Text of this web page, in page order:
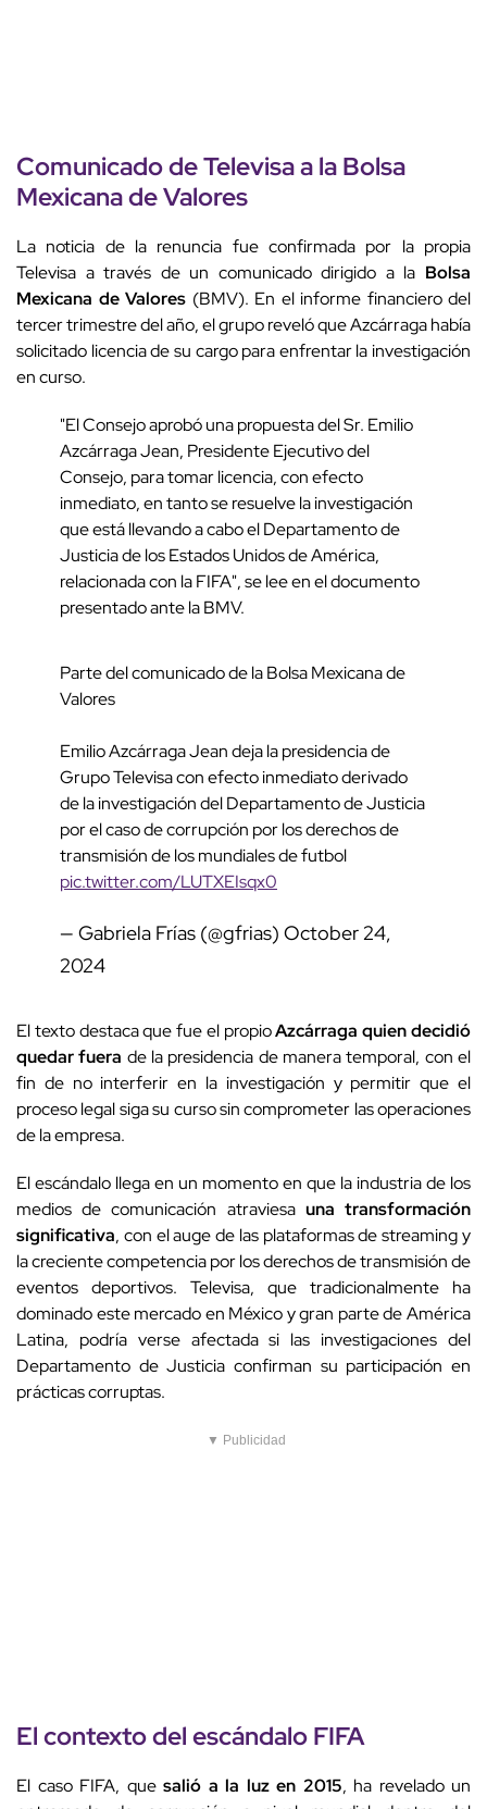
Comunicado de Televisa a la Bolsa
Mexicana de Valores
La noticia de la renuncia fue confirmada por la propia
Televisa a través de un comunicado dirigido a la Bolsa
Mexicana de Valores (BMV). En el informe financiero del
tercer trimestre del año, el grupo reveló que Azcárraga había
solicitado licencia de su cargo para enfrentar la investigación
en curso.
"El Consejo aprobó una propuesta del Sr. Emilio
Azcárraga Jean, Presidente Ejecutivo del
Consejo, para tomar licencia, con efecto
inmediato, en tanto se resuelve la investigación
que está llevando a cabo el Departamento de
Justicia de los Estados Unidos de América,
relacionada con la FIFA", se lee en el documento
presentado ante la BMV.
Parte del comunicado de la Bolsa Mexicana de
Valores
Emilio Azcárraga Jean deja la presidencia de
Grupo Televisa con efecto inmediato derivado
de la investigación del Departamento de Justicia
por el caso de corrupción por los derechos de
transmisión de los mundiales de futbol
pic.twitter.com/LUTXEIsqx0
— Gabriela Frías (@gfrias) October 24,
2024
El texto destaca que fue el propioAzcárraga quien decidió
quedar fuera de la presidencia de manera temporal, con el
fin de no interferir en la investigación y permitir que el
proceso legal siga su curso sin comprometer las operaciones
de la empresa.
El escándalo llega en un momento en que la industria de los
medios de comunicación atraviesa una transformación
significativa, con el auge de las plataformas de streaming y
la creciente competencia por los derechos de transmisión de
eventos deportivos. Televisa, que tradicionalmente ha
dominado este mercado en México y gran parte de América
Latina, podría verse afectada si las investigaciones del
Departamento de Justicia confirman su participación en
prácticas corruptas.
▼ Publicidad
El contexto del escándalo FIFA
El caso FIFA, que salió a la luz en 2015, ha revelado un